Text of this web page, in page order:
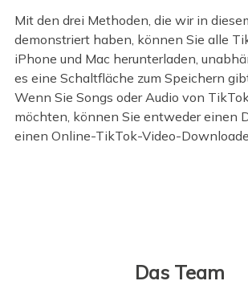
Mit den drei Methoden, die wir in
demonstriert haben, können Sie alle
iPhone und Mac herunterladen,
es eine Schaltfläche zum Speichern
Wenn Sie Songs oder Audio von
möchten, können Sie entweder einen
einen Online-TikTok-Video-
Das Team